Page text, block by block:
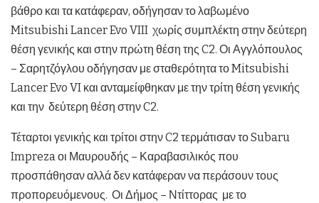
βάθρο και τα κατάφεραν, οδήγησαν το λαβωμένο
Mitsubishi Lancer Evo VIII χωρίς συμπλέκτη στην δεύτερη
θέση γενικής και στην πρώτη θέση της C2. Οι Αγγλόπουλος
– Σαρητζόγλου οδήγησαν με σταθερότητα το Mitsubishi
Lancer Evo VI και ανταμείφθηκαν με την τρίτη θέση γενικής
και την δεύτερη θέση στην C2.
Τέταρτοι γενικής και τρίτοι στην C2 τερμάτισαν το Subaru
Impreza οι Μαυρουδής – Καραβασιλικός που
προσπάθησαν αλλά δεν κατάφεραν να περάσουν τους
προπορευόμενους. Οι Δήμος – Ντίττορας με το